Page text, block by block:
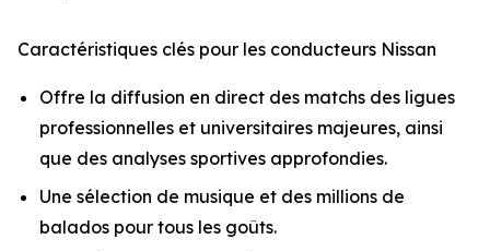
Caractéristiques clés pour les conducteurs Nissan
Offre la diffusion en direct des matchs des ligues
professionnelles et universitaires majeures, ainsi
que des analyses sportives approfondies.
Une sélection de musique et des millions de
balados pour tous les goûts.